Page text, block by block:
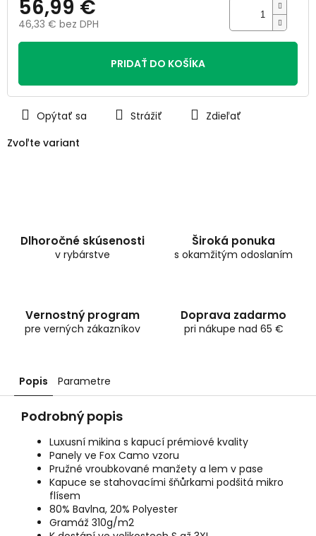
Zvoľte variant
56,99 €
46,33 € bez DPH
Jednotková
PRIDAŤ DO KOŠÍKA
Opýtať sa Strážiť Zdieľať
Dlhoročné skúsenosti
v rybárstve
Široká ponuka
s okamžitým odoslaním
Vernostný program
pre verných zákazníkov
Doprava zadarmo
pri nákupe nad 65 €
Popis Parametre
Podrobný popis
Luxusní mikina s kapucí prémiové kvality
Panely ve Fox Camo vzoru
Pružné vroubkované manžety a lem v pase
Kapuce se stahovacími šňůrkami podšitá mikro
flísem
80% Bavlna, 20% Polyester
Gramáž 310g/m2